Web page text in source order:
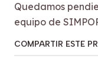
Quedamos
equipo de
COMPARTIR ESTE